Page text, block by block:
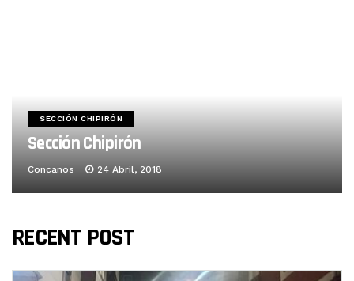
SECCIÓN CHIPIRÓN
Sección Chipirón
Concanos 24 Abril, 2018
RECENT POST